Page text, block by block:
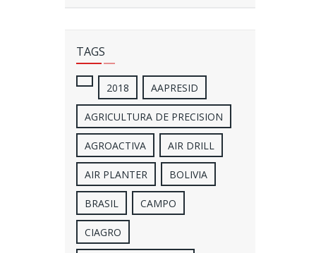
TAGS
2018 AAPRESID
AGRICULTURA DE PRECISION
AGROACTIVA AIR DRILL
AIR PLANTER BOLIVIA
BRASIL CAMPO
CIAGRO